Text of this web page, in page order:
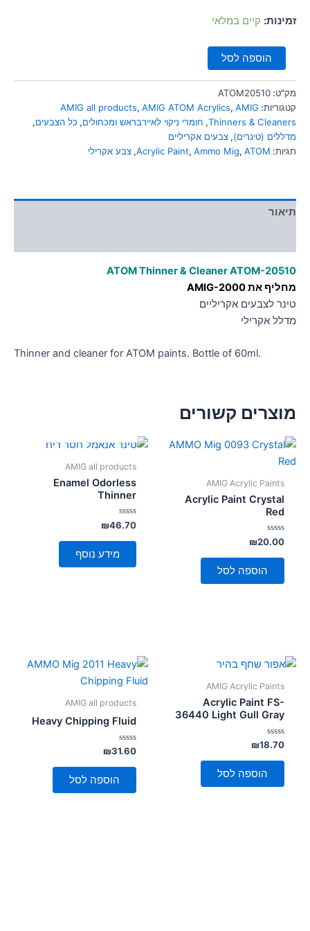
האפשרויות
זמינות: קיים במלאי
הוספה לסל
מק"ט: ATOM20510
קטגוריות:
AMIG all products, AMIG ATOM Acrylics, AMIG
Thinners & Cleaners
, חומרי ניקוי לאיירבראש ומכחולים, כל הצבעים,
מדללים (טינרים), צבעים אקריליים
תגיות:
Acrylic Paint, Ammo Mig, ATOM
, צבע אקרילי
תיאור
ATOM Thinner & CleanerATOM-20510
מחליף את AMIG-2000
טינר לצבעים אקריליים
מדלל אקרילי
Thinner and cleaner for ATOM paints. Bottle of 60ml.
מוצרים קשורים
AMIG Acrylic Paints
Acrylic Paint Crystal
Red
דורג
0
מתוך
₪20.00
הוספה לסל
AMIG all products
Enamel Odorless
Thinner
דורג
0
מתוך
₪46.70
מידע נוסף
AMIG Acrylic Paints
Acrylic Paint FS-
36440 Light Gull Gray
דורג
0
מתוך
₪18.70
הוספה לסל
AMIG all products
Heavy Chipping Fluid
דורג
0
מתוך
₪31.60
הוספה לסל